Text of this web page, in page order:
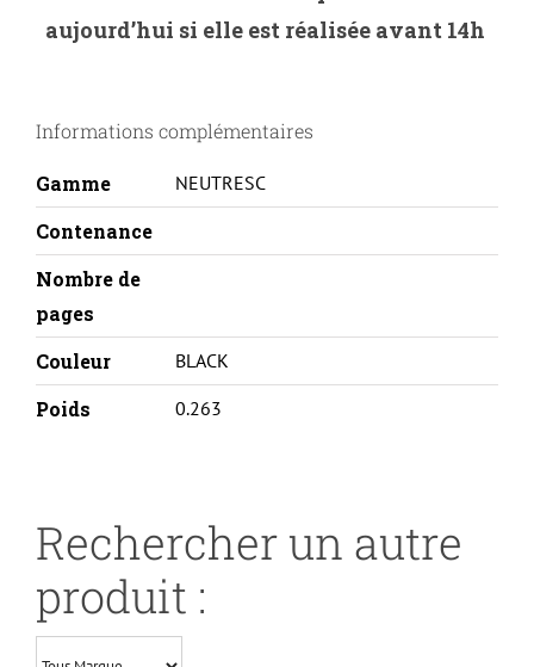
DELL
BK
aujourd’hui si elle est réalisée avant 14h
Informations complémentaires
Gamme NEUTRESC
Contenance
Nombre de
pages
Couleur
BLACK
Poids 0.263
Rechercher un autre
produit :